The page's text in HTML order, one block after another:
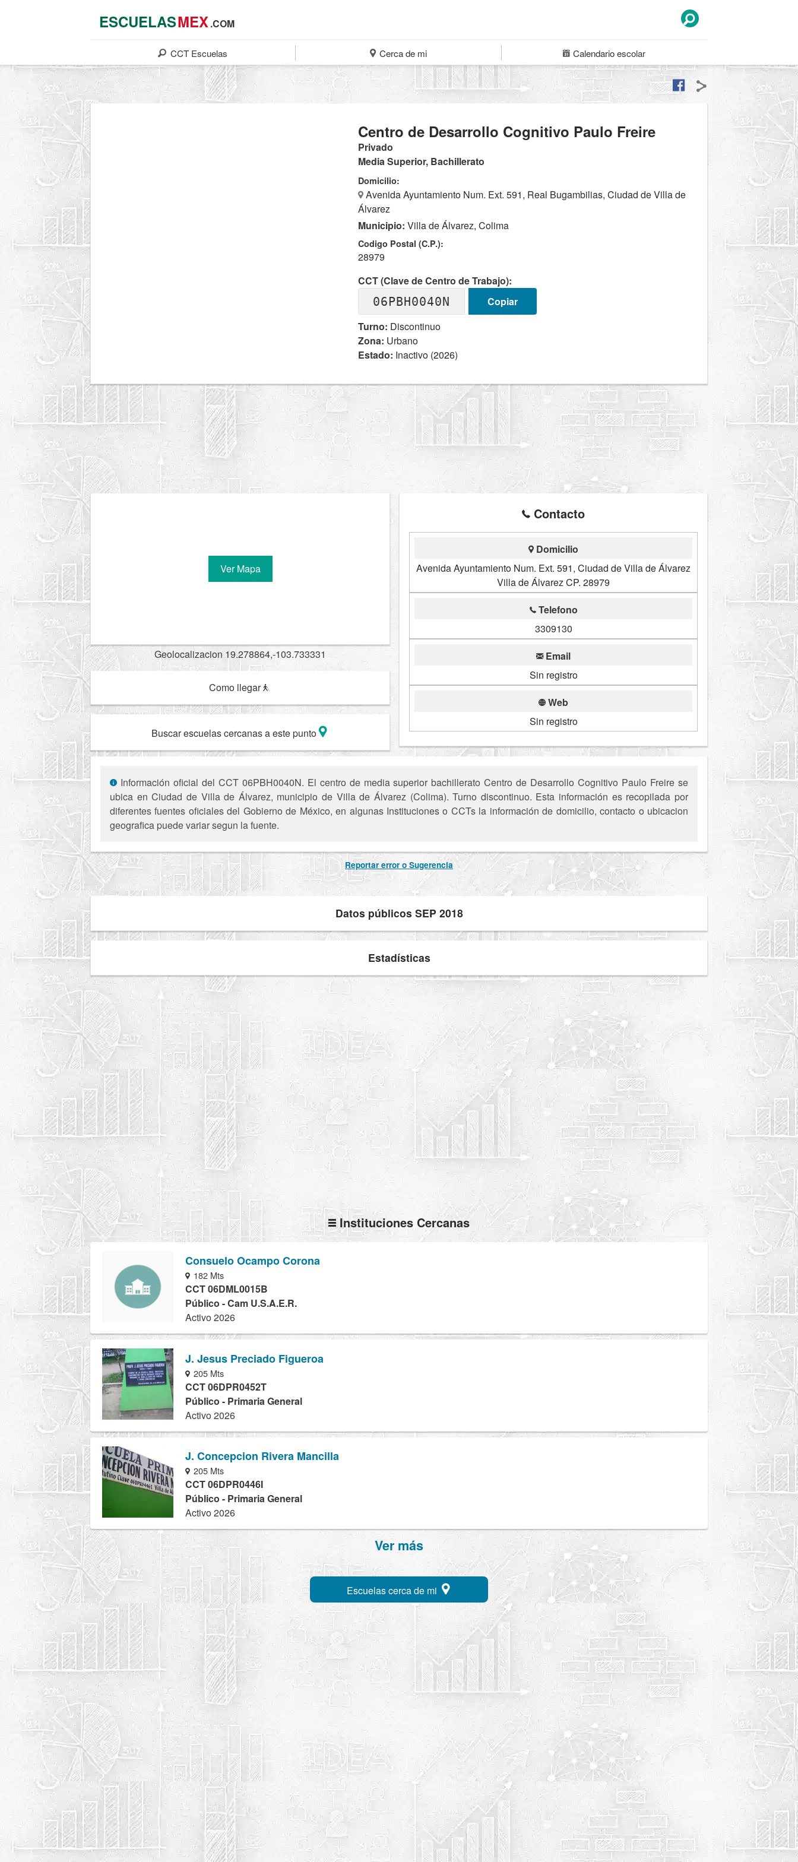
ESCUELASMEX.COM
CCT Escuelas Cerca de mi Calendarioescolar
Centro de Desarrollo Cognitivo Paulo Freire
Privado
Media Superior, Bachillerato
Domicilio:
Avenida Ayuntamiento Num. Ext. 591, Real Bugambilias, Ciudad de Villa de
Álvarez
Municipio: Villa de Álvarez, Colima
Codigo Postal (C.P.):
28979
CCT (Clave de Centro de Trabajo):
06PBH0040N
Copiar
Turno: Discontinuo
Zona: Urbano
Estado: Inactivo (2026)
Ver Mapa
Geolocalizacion 19.278864,-103.733331
Como llegar
Buscar escuelas cercanas a este punto
Contacto
Domicilio
Avenida Ayuntamiento Num. Ext. 591, Ciudad de Villa de Álvarez
Villa de Álvarez CP. 28979
Telefono
3309130
Email
Sin registro
Web
Sin registro
Información oficial del CCT 06PBH0040N. El centro de media superior bachillerato Centro de Desarrollo Cognitivo Paulo Freire se
ubica en Ciudad de Villa de Álvarez, municipio de Villa de Álvarez (Colima). Turno discontinuo. Esta información es recopilada por
diferentes fuentes oficiales del Gobierno de México, en algunas Instituciones o CCTs la información de domicilio, contacto o ubicacion
geografica puede variar segun la fuente.
Reportar error o Sugerencia
Datos públicos SEP 2018
Estadísticas
Instituciones Cercanas
Consuelo Ocampo Corona
182 Mts
CCT 06DML0015B
Público - Cam U.S.A.E.R.
Activo 2026
J. Jesus Preciado Figueroa
205 Mts
CCT 06DPR0452T
Público - Primaria General
Activo 2026
J. Concepcion Rivera Mancilla
205 Mts
CCT 06DPR0446I
Público - Primaria General
Activo 2026
Ver más
Escuelas cerca de mi